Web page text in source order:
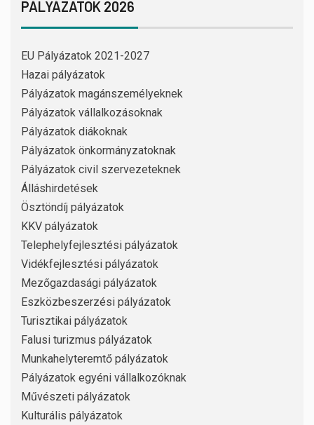
PÁLYÁZATOK 2026
EU Pályázatok 2021-2027
Hazai pályázatok
Pályázatok magánszemélyeknek
Pályázatok vállalkozásoknak
Pályázatok diákoknak
Pályázatok önkormányzatoknak
Pályázatok civil szervezeteknek
Álláshirdetések
Ösztöndíj pályázatok
KKV pályázatok
Telephelyfejlesztési pályázatok
Vidékfejlesztési pályázatok
Mezőgazdasági pályázatok
Eszközbeszerzési pályázatok
Turisztikai pályázatok
Falusi turizmus pályázatok
Munkahelyteremtő pályázatok
Pályázatok egyéni vállalkozóknak
Művészeti pályázatok
Kulturális pályázatok